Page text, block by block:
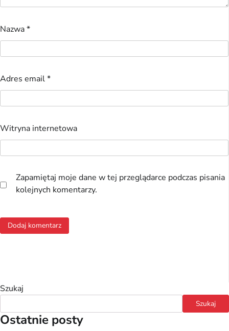
Nazwa*
Adres email*
Witryna internetowa
Zapamiętaj moje dane w tej przeglądarce podczas pisania
kolejnych komentarzy.
Szukaj
Szukaj
Ostatnie posty